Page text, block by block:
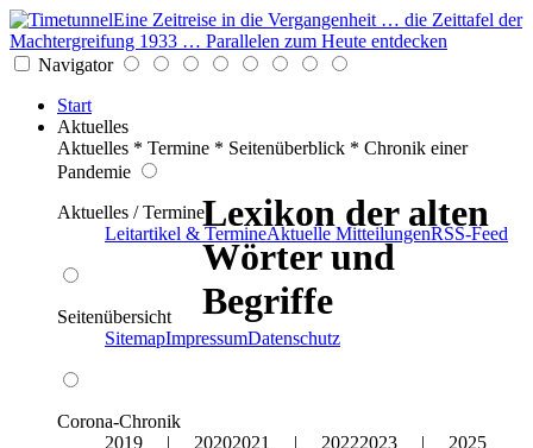
Eine Zeitreise in die Vergangenheit … die Zeittafel der
Machtergreifung 1933 … Parallelen zum Heute entdecken
Navigator
Start
Aktuelles
Aktuelles * Termine * Seitenüberblick * Chronik einer
Pandemie
Aktuelles / Termine
Leitartikel & TermineAktuelle MitteilungenRSS-Feed
Seitenübersicht
SitemapImpressumDatenschutz
Corona-Chronik
2019 | 20202021 | 20222023 | 2025
Lexikon der alten
Wörter und
Begriffe